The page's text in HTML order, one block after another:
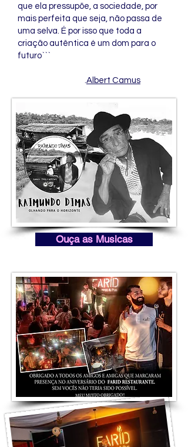
que ela pressupõe, a sociedade, por
mais perfeita que seja, não passa de
uma selva. É por isso que toda a
criação autêntica é um dom para o
futuro```
.Albert Camus
Ouça as Musicas